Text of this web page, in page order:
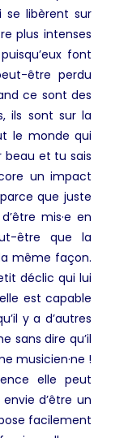
se libèrent sur
plus intenses
font
être perdu
ce sont des
ils sont sur la
le monde qui
beau et tu sais
un impact
que juste
mis·e en
être que la
même façon.
déclic qui lui
est capable
y a d’autres
sans dire qu’il
musicien·ne !
elle peut
d’être un
facilement